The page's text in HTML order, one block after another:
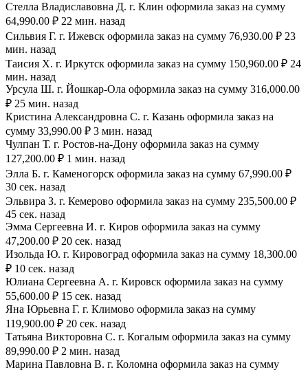
Стелла Владиславовна Д. г. Клин оформила заказ на сумму
64,990.00 ₽ 22 мин. назад
Сильвия Г. г. Ижевск оформила заказ на сумму 76,930.00 ₽ 23
мин. назад
Таисия Х. г. Иркутск оформила заказ на сумму 150,960.00 ₽ 24
мин. назад
Урсула Ш. г. Йошкар-Ола оформила заказ на сумму 316,000.00
₽ 25 мин. назад
Кристина Александровна С. г. Казань оформила заказ на
сумму 33,990.00 ₽ 3 мин. назад
Чулпан Т. г. Ростов-на-Дону оформила заказ на сумму
127,200.00 ₽ 1 мин. назад
Элла Б. г. Каменогорск оформила заказ на сумму 67,990.00 ₽
30 сек. назад
Эльвира З. г. Кемерово оформила заказ на сумму 235,500.00 ₽
45 сек. назад
Эмма Сергеевна И. г. Киров оформила заказ на сумму
47,200.00 ₽ 20 сек. назад
Изольда Ю. г. Кировоград оформила заказ на сумму 18,300.00
₽ 10 сек. назад
Юлиана Сергеевна А. г. Кировск оформила заказ на сумму
55,600.00 ₽ 15 сек. назад
Яна Юрьевна Г. г. Климово оформила заказ на сумму
119,900.00 ₽ 20 сек. назад
Татьяна Викторовна С. г. Когалым оформила заказ на сумму
89,990.00 ₽ 2 мин. назад
Марина Павловна В. г. Коломна оформила заказ на сумму